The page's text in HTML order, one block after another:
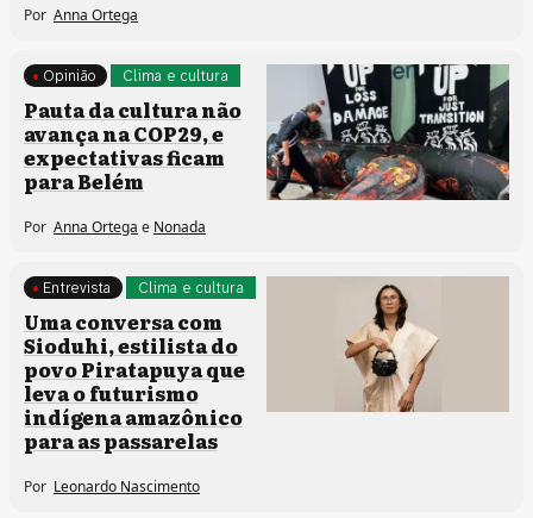
Por Anna Ortega
Clima e cultura
Opinião
Pauta da cultura não
avança na COP29, e
expectativas ficam
para Belém
Por Anna Ortega e Nonada
Clima e cultura
Entrevista
Processos artísticos
Uma conversa com
Sioduhi, estilista do
povo Piratapuya que
leva o futurismo
indígena amazônico
para as passarelas
Por Leonardo Nascimento